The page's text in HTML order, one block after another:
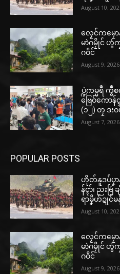
August 10,
လၟေင်ကမၠေ
မာဲဂမၠိုင် ဟွံ
ဂဝိင်
August 9, 2026
ပ္ဍဲကမ္မရဳ ကွဳ
ဗြေဝ်ကော
(၁၂) တၠ ဒးဝ
August 7, 2026
POPULAR POSTS
ဟိုတ်နူဒပ်ပၞာ
န်ၚာ်၊ ညးဗ
ရာမၞိဟ်ဍုင်မ
August 10,
လၟေင်ကမၠေ
မာဲဂမၠိုင် ဟွံ
ဂဝိင်
August 9, 2026